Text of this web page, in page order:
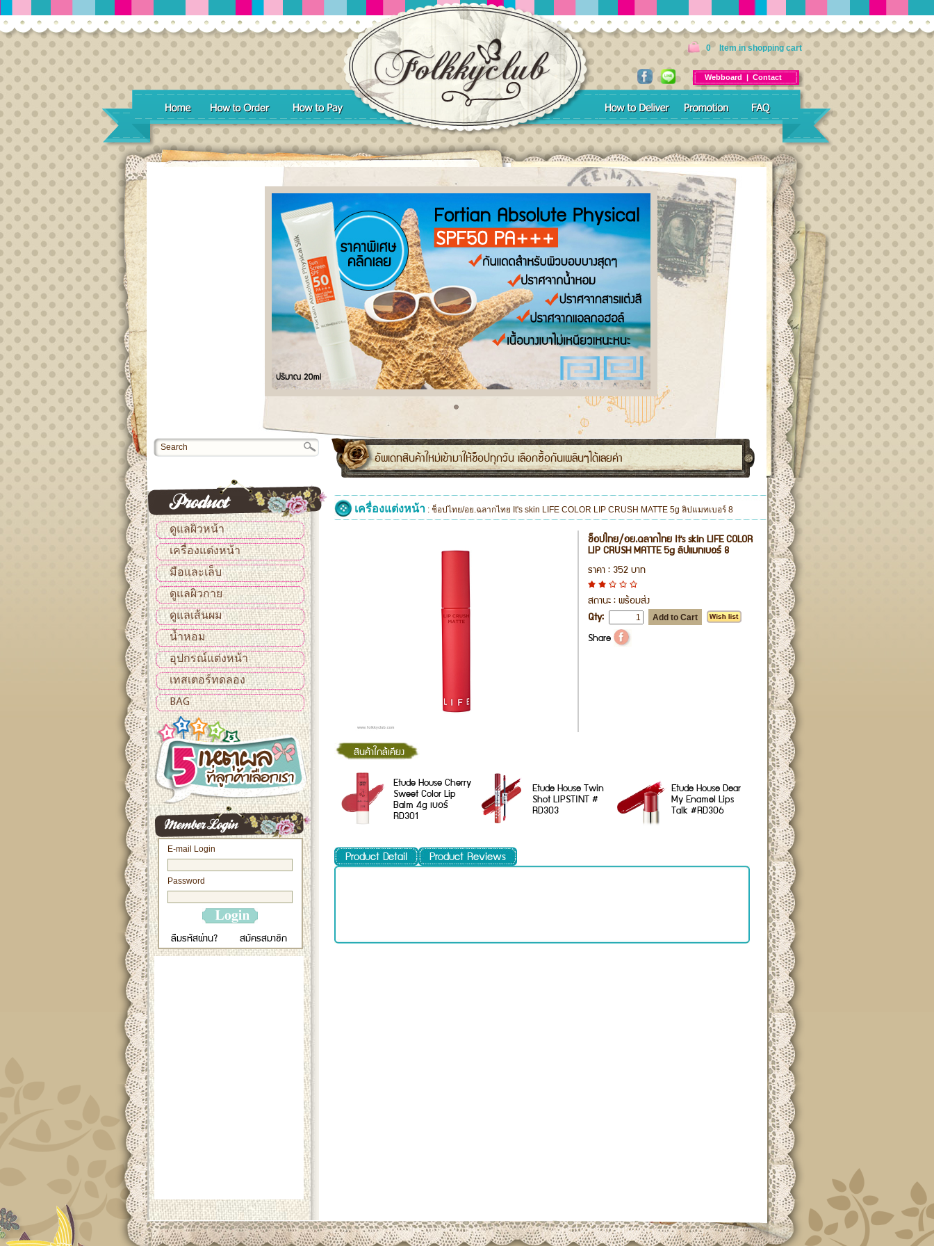
0 Item in shopping cart
Webboard | Contact
จัดส่งสินค้าทุกวันจันทร์-เสาร์ หยุดจัดส่งวันนักขัตฤกษ์ ตามปฏิทิน ปกติเลยค่า
อัพเดทสินค้าใหม่เข้ามาให้ช็อปทุกวัน เลือกซื้อกันเพลินๆได้เลยค่า
ดูแลผิวหน้า
เครื่องแต่งหน้า
มือและเล็บ
ดูแลผิวกาย
ดูแลเส้นผม
น้ำหอม
อุปกรณ์แต่งหน้า
เทสเตอร์ทดลอง
BAG
E-mail Login
Password
ลืมรหัสผ่าน? สมัครสมาชิก
เครื่องแต่งหน้า: ช็อปไทย/อย.ฉลากไทย It's skin LIFE COLOR LIP CRUSH MATTE 5g ลิปแมทเบอร์ 8
ช็อปไทย/อย.ฉลากไทย It's skin LIFE COLOR
LIP CRUSH MATTE 5g ลิปแมทเบอร์ 8
ราคา : 352 บาท
สถานะ : พร้อมส่ง
Qty:
Share
สินค้าใกล้เคียง
Etude House Cherry
Sweet Color Lip
Balm 4g เบอร์
RD301
Etude House Twin
Shot LIPSTINT #
RD303
Etude House Dear
My Enamel Lips
Talk #RD306
Product Detail Product Reviews